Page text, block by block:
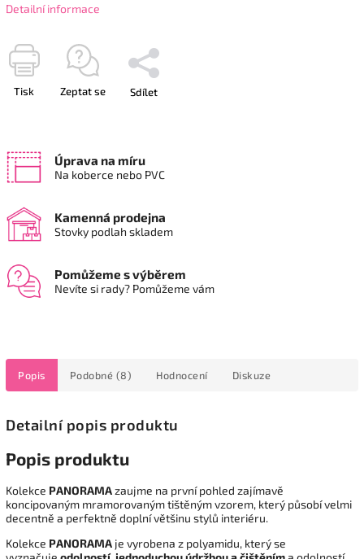
Detailní informace
Tisk Zeptat se Sdílet
Úprava na míru
Na koberce nebo PVC
Kamenná prodejna
Stovky podlah skladem
Pomůžeme s výběrem
Nevíte si rady? Pomůžeme vám
Popis Podobné (8) Hodnocení Diskuze
Detailní popis produktu
Popis produktu
Kolekce PANORAMAzaujme na první pohled zajímavě
koncipovaným mramorovaným tištěným vzorem, který působí velmi
decentně a perfektně doplní většinu stylů interiéru.
Kolekce PANORAMA je vyrobena z polyamidu, který se